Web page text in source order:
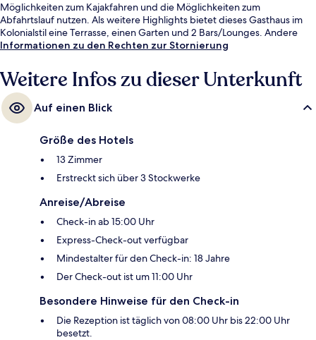
Möglichkeiten zum Kajakfahren und die Möglichkeiten zum
Abfahrtslauf nutzen. Als weitere Highlights bietet dieses Gasthaus im
Kolonialstil eine Terrasse, einen Garten und 2 Bars/Lounges. Andere
Reisende lieben das hilfsbereite Personal.
Informationen zu den Rechten zur Stornierung
Weitere Infos zu dieser Unterkunft
Auf einen Blick
Größe des Hotels
13 Zimmer
Erstreckt sich über 3 Stockwerke
Anreise/Abreise
Check-in ab 15:00 Uhr
Express-Check-out verfügbar
Mindestalter für den Check-in: 18 Jahre
Der Check-out ist um 11:00 Uhr
Besondere Hinweise für den Check-in
Die Rezeption ist täglich von 08:00 Uhr bis 22:00 Uhr
besetzt.